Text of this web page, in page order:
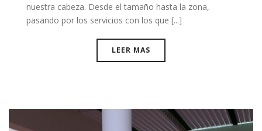
nuestra cabeza. Desde el tamaño hasta la zona,
pasando por los servicios con los que [...]
LEER MAS